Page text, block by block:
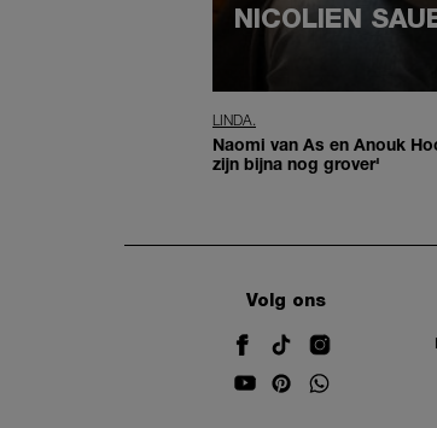
NICOLIEN
LINDA.
Naomi van As en Anouk
zijn bijna nog grover'
Volg ons